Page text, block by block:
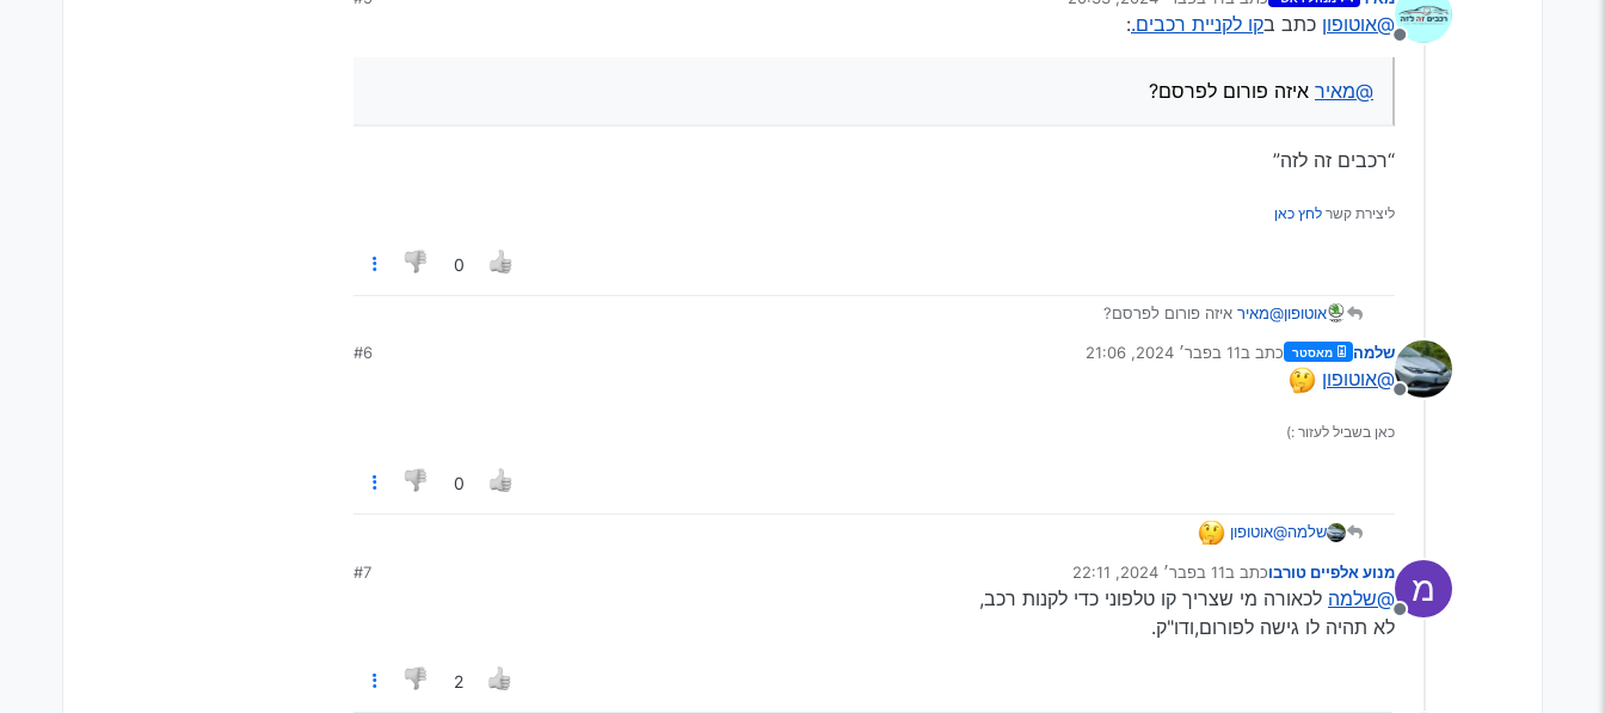
מנותק
נערך לאחרונה על ידי
@אוטופון כתב בקו לקניית רכבים.:
@מאיר איזה פורום לפרסם?
“רכבים זה לזה”
ליצירת קשר לחץ כאן
0
אוטופון@מאיר איזה פורום לפרסם?
מנותק
שלמה מאסטר כתב ב11 בפבר׳ 2024, 21:06
נערך לאחרונה על ידי
#6
@אוטופון
כאן בשביל לעזור :)
0
שלמה@אוטופון
מ
מנותק
מנוע אלפיים טורבוכתב ב11 בפבר׳ 2024, 22:11
נערך לאחרונה על ידי
#7
@שלמה לכאורה מי שצריך קו טלפוני כדי לקנות רכב,
לא תהיה לו גישה לפורום,ודו"ק.
2